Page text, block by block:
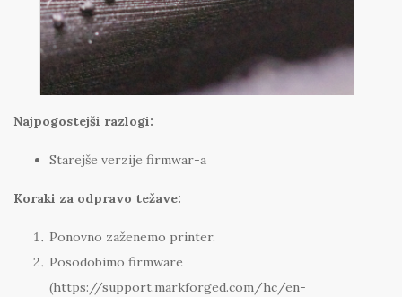
Najpogostejši razlogi:
Starejše verzije firmwar-a
Koraki za odpravo težave:
Ponovno zaženemo printer.
Posodobimo firmware
(https://support.markforged.com/hc/en-